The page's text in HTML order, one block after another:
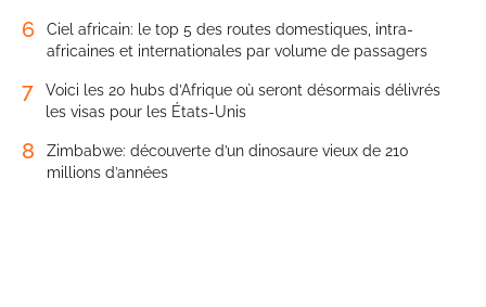
6
Ciel africain: le top 5 des routes domestiques, intra-
africaines et internationales par volume de passagers
7
Voici les 20 hubs d’Afrique où seront désormais délivrés
les visas pour les États-Unis
8
Zimbabwe: découverte d’un dinosaure vieux de 210
millions d’années